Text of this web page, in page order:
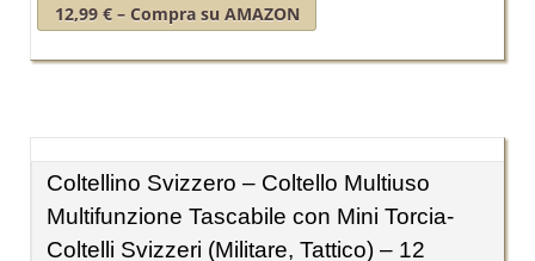
12,99 € – Compra su AMAZON
Coltellino Svizzero – Coltello Multiuso
Multifunzione Tascabile con Mini Torcia-
Coltelli Svizzeri (Militare, Tattico) – 12